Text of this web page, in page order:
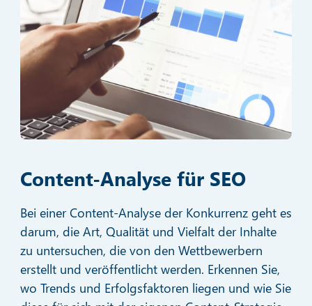
Content-Analyse für SEO
Bei einer Content-Analyse der Konkurrenz geht es
darum, die Art, Qualität und Vielfalt der Inhalte
zu untersuchen, die von den Wettbewerbern
erstellt und veröffentlicht werden. Erkennen Sie,
wo Trends und Erfolgsfaktoren liegen und wie Sie